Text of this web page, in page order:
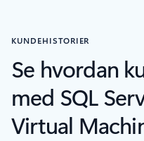
KUNDEHISTORIER
Se hvordan
med SQL
Virtual